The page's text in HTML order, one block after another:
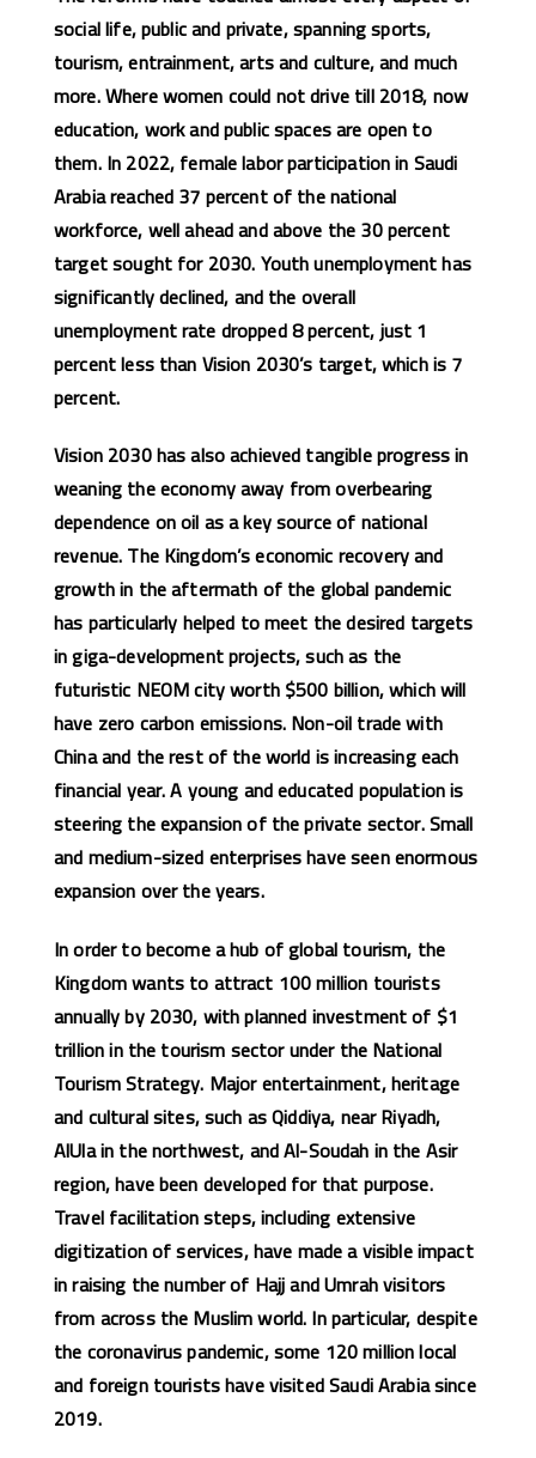
social life, public and private, spanning sports,
tourism, entrainment, arts and culture, and much
more. Where women could not drive till 2018, now
education, work and public spaces are open to
them. In 2022, female labor participation in Saudi
Arabia reached 37 percent of the national
workforce, well ahead and above the 30 percent
target sought for 2030. Youth unemployment has
significantly declined, and the overall
unemployment rate dropped 8 percent, just 1
percent less than Vision 2030’s target, which is 7
percent.
Vision 2030 has also achieved tangible progress in
weaning the economy away from overbearing
dependence on oil as a key source of national
revenue. The Kingdom’s economic recovery and
growth in the aftermath of the global pandemic
has particularly helped to meet the desired targets
in giga-development projects, such as the
futuristic NEOM city worth $500 billion, which will
have zero carbon emissions. Non-oil trade with
China and the rest of the world is increasing each
financial year. A young and educated population is
steering the expansion of the private sector. Small
and medium-sized enterprises have seen enormous
expansion over the years.
In order to become a hub of global tourism, the
Kingdom wants to attract 100 million tourists
annually by 2030, with planned investment of $1
trillion in the tourism sector under the National
Tourism Strategy. Major entertainment, heritage
and cultural sites, such as Qiddiya, near Riyadh,
AlUla in the northwest, and Al-Soudah in the Asir
region, have been developed for that purpose.
Travel facilitation steps, including extensive
digitization of services, have made a visible impact
in raising the number of Hajj and Umrah visitors
from across the Muslim world. In particular, despite
the coronavirus pandemic, some 120 million local
and foreign tourists have visited Saudi Arabia since
2019.